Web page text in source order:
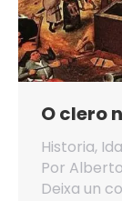
O clero
Historia,
Por
Deixa un